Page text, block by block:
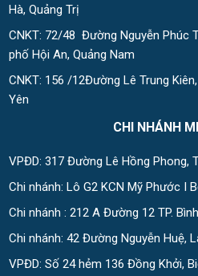
Hà, Quảng Trị
CNKT: 72/48 Đường Nguyễn Phúc
phố Hội An, Quảng Nam
CNKT: 156 /12Đường Lê Trung
Yên
CHI NHÁNH
VPĐD: 317 Đường Lê Hồng Phong,
Chi nhánh: Lô G2 KCN Mỹ Phước I
Chi nhánh : 212 A Đường 12 TP.
Chi nhánh: 42 Đường Nguyễn Huệ,
VPĐD: Số 24 hẻm 136 Đồng Khởi,